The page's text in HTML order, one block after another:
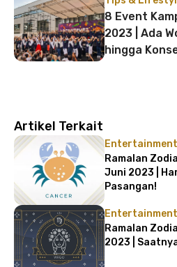
8 Event
2023 | Ada
hingga
Artikel Terkait
Entertainment
Ramalan
Juni 2023 |
Pasangan!
Entertainment
Ramalan
2023 |